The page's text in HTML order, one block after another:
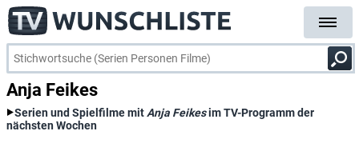
Anja Feikes
Serien und Spielfilme mit Anja Feikesim TV-Programm der
nächsten Wochen